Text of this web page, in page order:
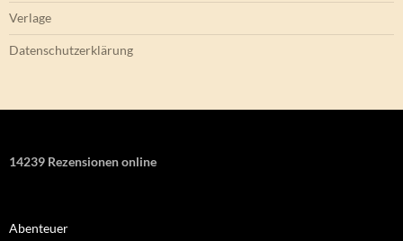
Verlage
Datenschutzerklärung
14239 Rezensionen online
Abenteuer